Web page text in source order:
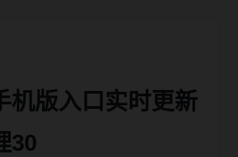
机版入口实时更新
30